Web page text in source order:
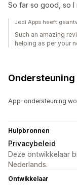
So far so good, so I
Jedi Apps heeft
Such an amazing
helping as per your
Ondersteuning
App-ondersteuning
Hulpbronnen
Privacybeleid
Deze ontwikkelaar
Nederlands.
Ontwikkelaar